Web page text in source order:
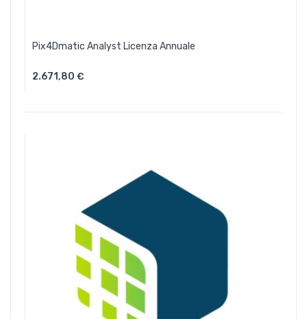
Pix4Dmatic Analyst Licenza Annuale
2.671,80 €Aggiungi Al Carrello